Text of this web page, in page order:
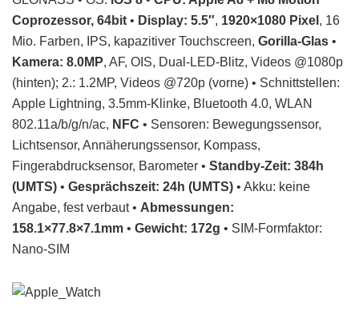
Coprozessor, 64bit • Display: 5.5″, 1920×1080 Pixel , 16
Mio. Farben, IPS, kapazitiver Touchscreen, Gorilla-Glas •
Kamera: 8.0MP, AF, OIS, Dual-LED-Blitz, Videos @1080p
(hinten); 2.: 1.2MP, Videos @720p (vorne) • Schnittstellen:
Apple Lightning, 3.5mm-Klinke, Bluetooth 4.0, WLAN
802.11a/b/g/n/ac, NFC • Sensoren: Bewegungssensor,
Lichtsensor, Annäherungssensor, Kompass,
Fingerabdrucksensor, Barometer • Standby-Zeit: 384h
(UMTS) • Gesprächszeit: 24h (UMTS) • Akku: keine
Angabe, fest verbaut • Abmessungen:
158.1×77.8×7.1mm • Gewicht: 172g • SIM-Formfaktor:
Nano-SIM